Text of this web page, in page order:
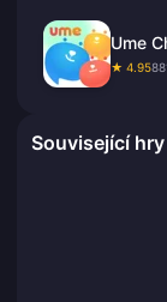
Ume
★ 4.95
Související hry